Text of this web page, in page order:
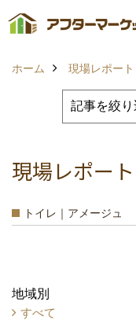
ホーム 現場レポート
現場レポー
トイレ｜アメージュ
地域別
すべて